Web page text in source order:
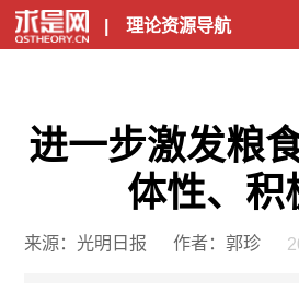
| 理论资源导航
进一步激发粮
体性、积
来源：光明日报 作者：郭珍